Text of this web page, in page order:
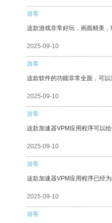
游客
这款游戏非常好玩，画面精美
2025-09-10
游客
这款软件的功能非常全面，可以
2025-09-10
游客
这款加速器VPM应用程序可以
2025-09-10
游客
这款加速器VPM应用程序已经
2025-09-10
游客